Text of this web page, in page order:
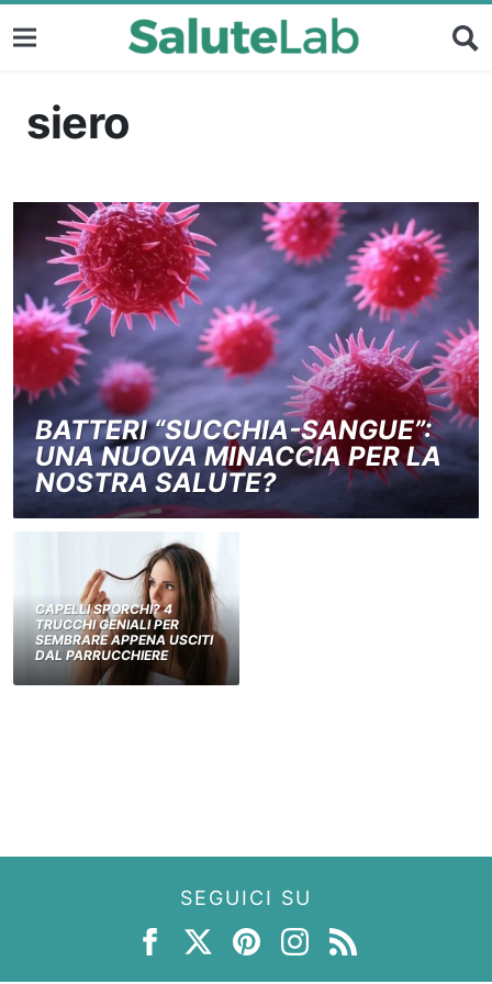
siero
BATTERI “SUCCHIA-SANGUE”:
UNA NUOVA MINACCIA PER LA
NOSTRA SALUTE?
CAPELLI SPORCHI? 4
TRUCCHI GENIALI PER
SEMBRARE APPENA USCITI
DAL PARRUCCHIERE
SEGUICI SU